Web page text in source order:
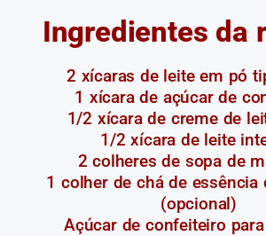
Ingredientes da
2 xícaras de leite em pó
1 xícara de açúcar de
1/2 xícara de creme de
1/2 xícara de leite
2 colheres de sopa de
1 colher de chá de essência
(opcional)
Açúcar de confeiteiro